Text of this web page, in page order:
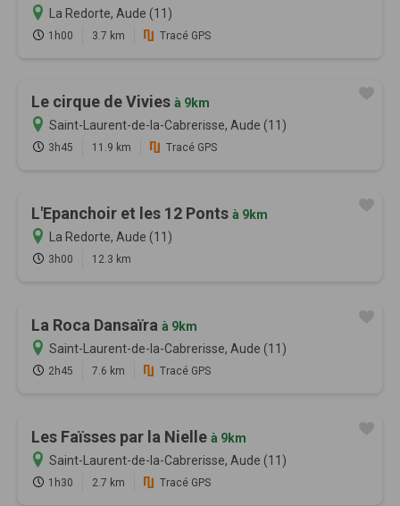
La Redorte, Aude (11)
1h00 3.7 km Tracé GPS
Le cirque de Vivies à 9km
Saint-Laurent-de-la-Cabrerisse, Aude (11)
3h45 11.9 km Tracé GPS
L'Epanchoir et les 12 Ponts à 9km
La Redorte, Aude (11)
3h00 12.3 km
La Roca Dansaïra à 9km
Saint-Laurent-de-la-Cabrerisse, Aude (11)
2h45 7.6 km Tracé GPS
Les Faïsses par la Nielle à 9km
Saint-Laurent-de-la-Cabrerisse, Aude (11)
1h30 2.7 km Tracé GPS